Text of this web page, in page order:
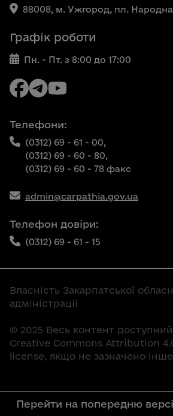
88008, м. Ужгород, пл.
Графік роботи
Пн. - Пт. з 8:00 до 17:00
Телефони:
(0312) 69 - 61 - 00,
(0312) 69 - 60 - 80,
(0312) 69 - 60 - 78 факс
admin@carpathia.gov.ua
Телефон довіри:
(0312) 69 - 61 - 15
Власність Закарпатської
адміністрації
© 2025 Весь контент доступний
Creative Commons Attribution
license, якщо не зазначено інше
Перейти на попередню